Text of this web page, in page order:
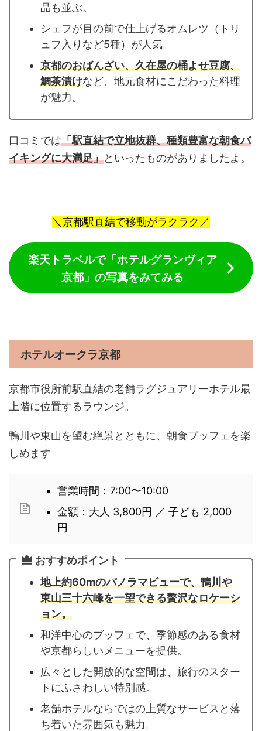
品も並ぶ。
シェフが目の前で仕上げるオムレツ（トリ
ュフ入りなど5種）が人気。
京都のおばんざい、久在屋の桶よせ豆腐、
鯛茶漬けなど、地元食材にこだわった料理
が魅力。
口コミでは「駅直結で立地抜群、種類豊富な朝食バ
イキングに大満足」といったものがありましたよ。
＼京都駅直結で移動がラクラク／
楽天トラベルで「ホテルグランヴィア
京都」の写真をみてみる
ホテルオークラ京都
京都市役所前駅直結の老舗ラグジュアリーホテル最
上階に位置するラウンジ。
鴨川や東山を望む絶景とともに、朝食ブッフェを楽
しめます
営業時間：7:00〜10:00
金額：大人 3,800円 ／ 子ども 2,000
円
おすすめポイント
地上約60mのパノラマビューで、鴨川や
東山三十六峰を一望できる贅沢なロケーシ
ョン。
和洋中心のブッフェで、季節感のある食材
や京都らしいメニューを提供。
広々とした開放的な空間は、旅行のスター
トにふさわしい特別感。
老舗ホテルならではの上質なサービスと落
ち着いた雰囲気も魅力。